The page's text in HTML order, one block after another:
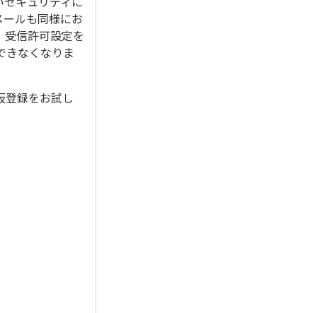
ルも同様にお
信許可設定を
きなくなりま
登録をお試し